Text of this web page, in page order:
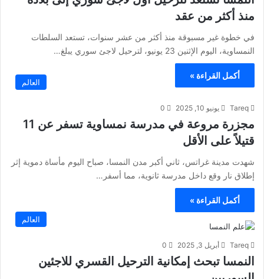
منذ أكثر من عقد
في خطوة غير مسبوقة منذ أكثر من عشر سنوات، تستعد السلطات
النمساوية، اليوم الإثنين 23 يونيو، لترحيل لاجئ سوري يبلغ…
أكمل القراءة »
العالم
Tareq يونيو 10, 2025 0
مجزرة مروعة في مدرسة نمساوية تسفر عن 11
قتيلاً على الأقل
شهدت مدينة غراتس، ثاني أكبر مدن النمسا، صباح اليوم مأساة دموية إثر
إطلاق نار وقع داخل مدرسة ثانوية، مما أسفر…
أكمل القراءة »
العالم
Tareq أبريل 3, 2025 0
النمسا تبحث إمكانية الترحيل القسري للاجئين